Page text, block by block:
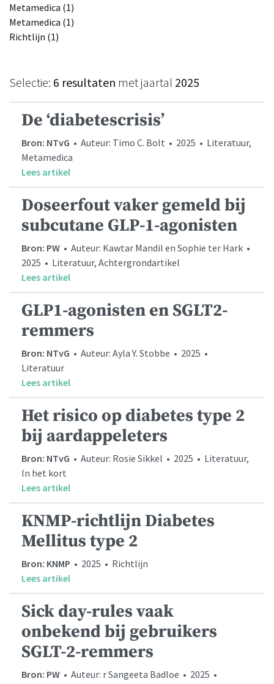
Metamedica (1)
Metamedica (1)
Richtlijn (1)
Selectie: 6 resultaten met jaartal 2025
De ‘diabetescrisis’
Bron: NTvG • Auteur: Timo C. Bolt • 2025 • Literatuur,
Metamedica
Lees artikel
Doseerfout vaker gemeld bij
subcutane GLP-1-agonisten
Bron: PW • Auteur: Kawtar Mandil en Sophie ter Hark •
2025 • Literatuur, Achtergrondartikel
Lees artikel
GLP1-agonisten en SGLT2-
remmers
Bron: NTvG • Auteur: Ayla Y. Stobbe • 2025 •
Literatuur
Lees artikel
Het risico op diabetes type 2
bij aardappeleters
Bron: NTvG • Auteur: Rosie Sikkel • 2025 • Literatuur,
In het kort
Lees artikel
KNMP-richtlijn Diabetes
Mellitus type 2
Bron: KNMP • 2025 • Richtlijn
Lees artikel
Sick day-rules vaak
onbekend bij gebruikers
SGLT-2-remmers
Bron: PW • Auteur: r Sangeeta Badloe • 2025 •